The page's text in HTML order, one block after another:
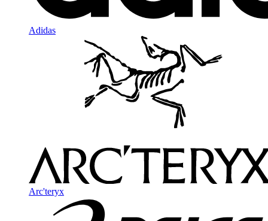
Adidas
Arc'teryx